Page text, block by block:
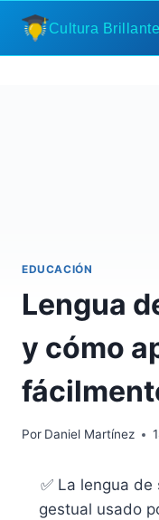
Saltar
contenido
Cultura Brillante
EDUCACIÓN
Lengua
y cómo
Por Daniel Martínez
✅ La lengua
gestual usado